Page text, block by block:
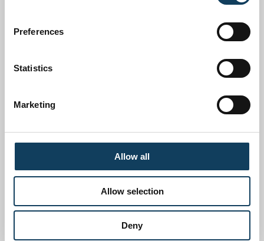
Preferences
Statistics
Marketing
Allow all
Allow selection
Deny